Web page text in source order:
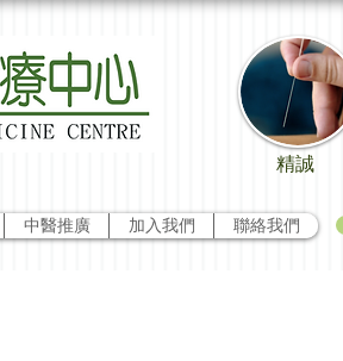
精誠
中醫推廣 加入我們 聯絡我們